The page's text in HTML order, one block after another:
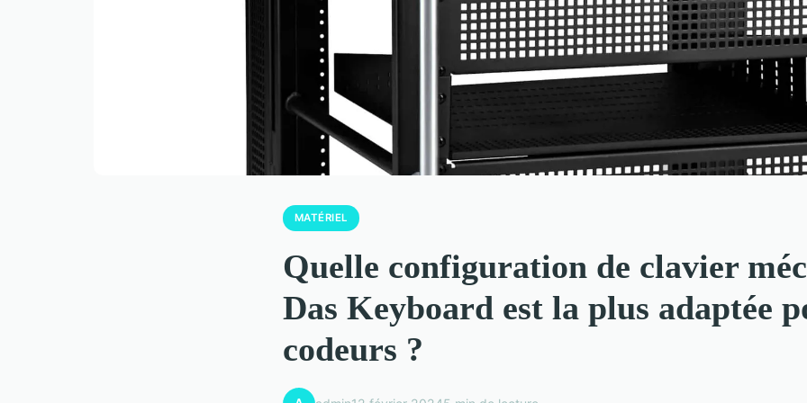
MATÉRIEL
Quelle configuration de clavier
Das Keyboard est la plus adaptée
codeurs ?